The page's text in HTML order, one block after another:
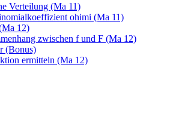
Verteilung (Ma 11)
ohimi (Ma 11)
12)
zwischen f und F (Ma 12)
(Bonus)
ermitteln (Ma 12)